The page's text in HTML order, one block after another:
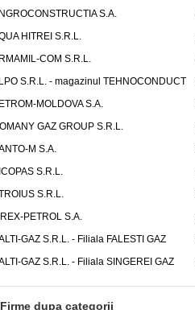
S.A.
HITREI S.R.L.
COM S.R.L.
S.R.L. - magazinul TEHNOCONDUCT
MOLDOVA S.A.
GAZ GROUP S.R.L.
M S.A.
S.R.L.
S.R.L.
PETROL S.A.
GAZ S.R.L. - Filiala FALESTI GAZ
GAZ S.R.L. - Filiala SINGEREI GAZ
Firme dupa categorii